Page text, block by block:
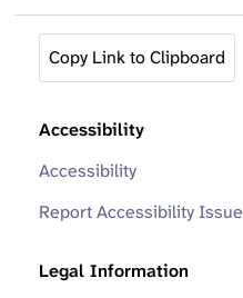
Copy Link to Clipboard
Accessibility
Accessibility
Report Accessibility Issue
Legal Information